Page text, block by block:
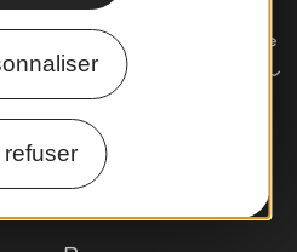
refuservenir ?